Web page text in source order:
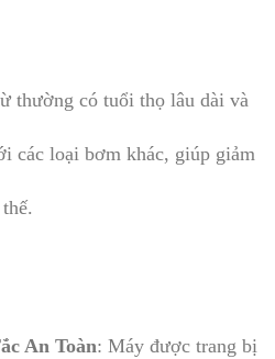
thường có tuổi thọ lâu dài và
các loại bơm khác, giúp giảm
An Toàn: Máy được trang bị